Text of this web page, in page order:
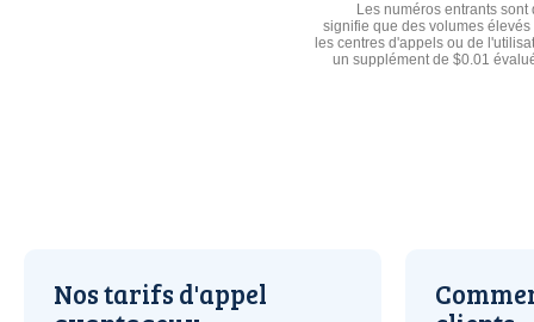
Les numéros entrants
signifie que des volumes
les centres d'appels ou de
un supplément de $0.01
Nos tarifs d'appel